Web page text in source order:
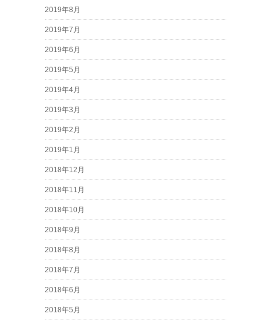
2019年8月
2019年7月
2019年6月
2019年5月
2019年4月
2019年3月
2019年2月
2019年1月
2018年12月
2018年11月
2018年10月
2018年9月
2018年8月
2018年7月
2018年6月
2018年5月